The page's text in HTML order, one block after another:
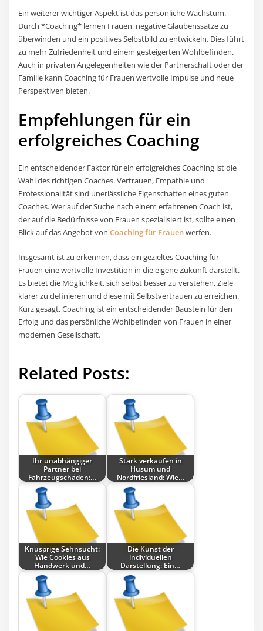
Ein weiterer wichtiger Aspekt ist das persönliche Wachstum.
Durch *Coaching* lernen Frauen, negative Glaubenssätze zu
überwinden und ein positives Selbstbild zu entwickeln. Dies führt
zu mehr Zufriedenheit und einem gesteigerten Wohlbefinden.
Auch in privaten Angelegenheiten wie der Partnerschaft oder der
Familie kann Coaching für Frauen wertvolle Impulse und neue
Perspektiven bieten.
Empfehlungen für ein
erfolgreiches Coaching
Ein entscheidender Faktor für ein erfolgreiches Coaching ist die
Wahl des richtigen Coaches. Vertrauen, Empathie und
Professionalität sind unerlässliche Eigenschaften eines guten
Coaches. Wer auf der Suche nach einem erfahrenen Coach ist,
der auf die Bedürfnisse von Frauen spezialisiert ist, sollte einen
Blick auf das Angebot vonCoaching für Frauenwerfen.
Insgesamt ist zu erkennen, dass ein gezieltes Coaching für
Frauen eine wertvolle Investition in die eigene Zukunft darstellt.
Es bietet die Möglichkeit, sich selbst besser zu verstehen, Ziele
klarer zu definieren und diese mit Selbstvertrauen zu erreichen.
Kurz gesagt, Coaching ist ein entscheidender Baustein für den
Erfolg und das persönliche Wohlbefinden von Frauen in einer
modernen Gesellschaft.
Related Posts:
Ihr unabhängiger
Partner bei
Fahrzeugschäden:…
Stark verkaufen in
Husum und
Nordfriesland: Wie…
Knusprige Sehnsucht:
Wie Cookies aus
Handwerk und…
Die Kunst der
individuellen
Darstellung: Ein…